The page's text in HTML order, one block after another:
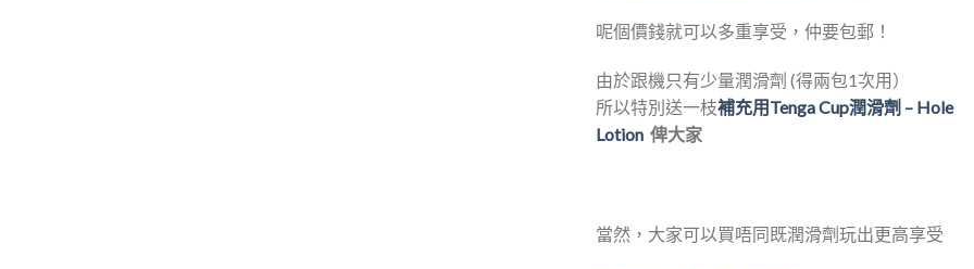
呢個價錢就可以多重享受，仲要包郵！
由於跟機只有少量潤滑劑 (得兩包1次用）
所以特別送一枝補充用Tenga Cup潤滑劑 – Hole
Lotion俾大家
當然，大家可以買唔同既潤滑劑玩出更高享受